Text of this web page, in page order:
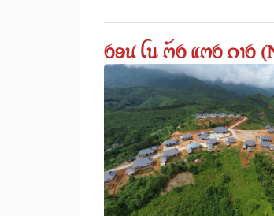
ꪉꪮꪙ ꪶꪕ ꪔꪰꪉ ꪵꪔꪉ ꪒꪱꪉ